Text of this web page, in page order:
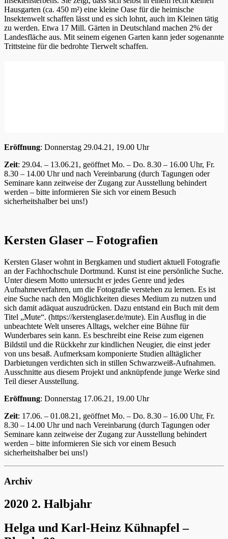
Hausgarten (ca. 450 m²) eine kleine Oase für die heimische
Insektenwelt schaffen lässt und es sich lohnt, auch im Kleinen tätig
zu werden. Etwa 17 Mill. Gärten in Deutschland machen 2% der
Landesfläche aus. Mit seinem eigenen Garten kann jeder sogenannte
Trittsteine für die bedrohte Tierwelt schaffen.
Eröffnung: Donnerstag 29.04.21, 19.00 Uhr
Zeit: 29.04. – 13.06.21, geöffnet Mo. – Do. 8.30 – 16.00 Uhr, Fr.
8.30 – 14.00 Uhr und nach Vereinbarung (durch Tagungen oder
Seminare kann zeitweise der Zugang zur Ausstellung behindert
werden – bitte informieren Sie sich vor einem Besuch
sicherheitshalber bei uns!)
Kersten Glaser – Fotografien
Kersten Glaser wohnt in Bergkamen und studiert aktuell Fotografie
an der Fachhochschule Dortmund. Kunst ist eine persönliche Suche.
Unter diesem Motto untersucht er jedes Genre und jedes
Aufnahmeverfahren, um die Fotografie verstehen zu lernen. Es ist
eine Suche nach den Möglichkeiten dieses Medium zu nutzen und
sich damit adäquat auszudrücken. Dazu entstand ein Buch mit dem
Titel „Mute“. (https://kerstenglaser.de/mute). Ein Ausflug in die
unbeachtete Welt unseres Alltags, welcher eine Bühne für
Wunderbares sein kann. Es beschreibt eine Reise zum eigenen
Bildstil und die Rückkehr zur kindlichen Neugier, die einst jeder
von uns besaß. Aufmerksam komponierte Studien alltäglicher
Darbietungen verdichten sich in stillen Schwarzweiß-Aufnahmen.
Ausschnitte aus diesem Projekt und anknüpfende junge Werke sind
Teil dieser Ausstellung.
Eröffnung: Donnerstag 17.06.21, 19.00 Uhr
Zeit: 17.06. – 01.08.21, geöffnet Mo. – Do. 8.30 – 16.00 Uhr, Fr.
8.30 – 14.00 Uhr und nach Vereinbarung (durch Tagungen oder
Seminare kann zeitweise der Zugang zur Ausstellung behindert
werden – bitte informieren Sie sich vor einem Besuch
sicherheitshalber bei uns!)
Archiv
2020 2. Halbjahr
Helga und Karl-Heinz Kühnapfel –